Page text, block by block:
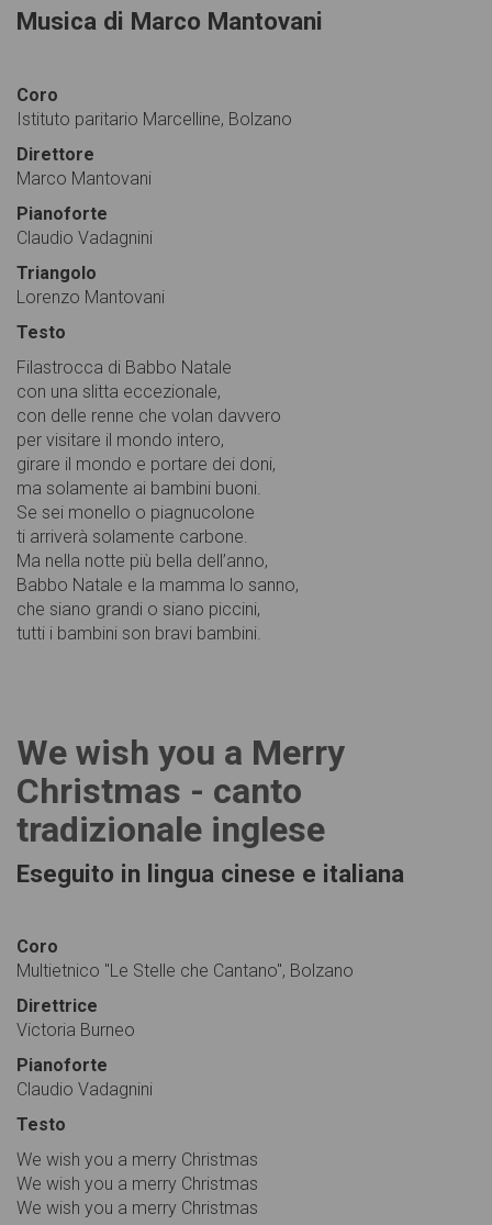
Musica di Marco Mantovani
Coro
Istituto paritario Marcelline, Bolzano
Direttore
Marco Mantovani
Pianoforte
Claudio Vadagnini
Triangolo
Lorenzo Mantovani
Testo
Filastrocca di Babbo Natale
con una slitta eccezionale,
con delle renne che volan davvero
per visitare il mondo intero,
girare il mondo e portare dei doni,
ma solamente ai bambini buoni.
Se sei monello o piagnucolone
ti arriverà solamente carbone.
Ma nella notte più bella dell’anno,
Babbo Natale e la mamma lo sanno,
che siano grandi o siano piccini,
tutti i bambini son bravi bambini.
We wish you a Merry
Christmas - canto
tradizionale inglese
Eseguito in lingua cinese e italiana
Coro
Multietnico "Le Stelle che Cantano", Bolzano
Direttrice
Victoria Burneo
Pianoforte
Claudio Vadagnini
Testo
We wish you a merry Christmas
We wish you a merry Christmas
We wish you a merry Christmas